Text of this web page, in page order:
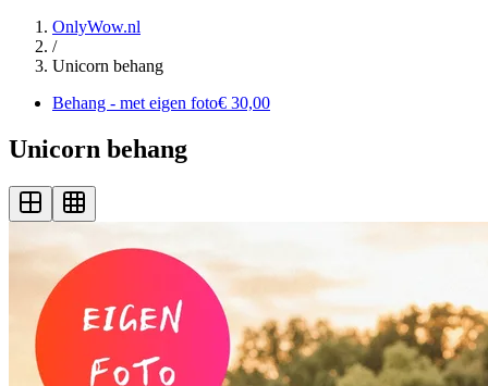
OnlyWow.nl
/
Unicorn behang
Behang - met eigen foto€ 30,00
Unicorn behang